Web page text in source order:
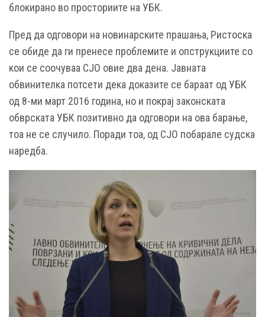
блокирано во просториите на УБК.
Пред да одговори на новинарските прашања, Ристоска
се обиде да ги пренесе проблемите и опструкциите со
кои се соочуваа СЈО овие два дена. Јавната
обвинителка потсети дека доказите се бараат од УБК
од 8-ми март 2016 година, но и покрај законската
обврската УБК позитивно да одговори на ова барање,
тоа не се случило. Поради тоа, од СЈО побарале судска
наредба.